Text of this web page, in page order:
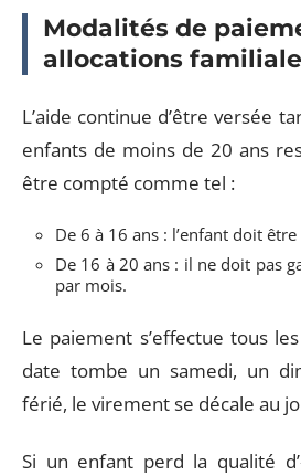
Modalités de
allocations
L’aide continue d’être versée
enfants de moins de 20 ans
être compté comme tel :
De 6 à 16 ans : l’enfant doit être
De 16 à 20 ans : il ne doit pas
par mois.
Le paiement s’effectue tous
date tombe un samedi, un
férié, le virement se décale au
Si un enfant perd la qualité